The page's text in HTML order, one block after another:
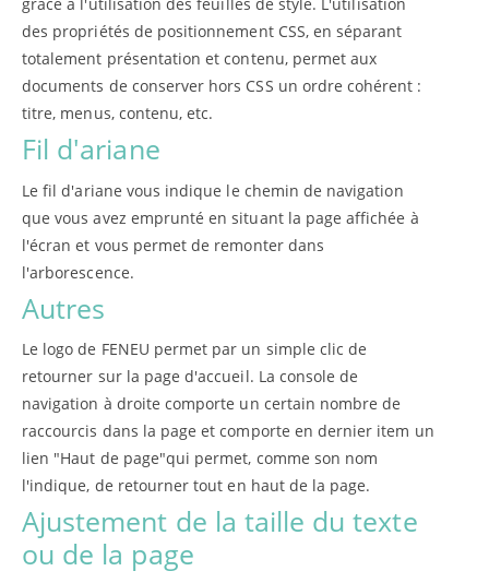
des propriétés de positionnement CSS, en séparant
totalement présentation et contenu, permet aux
documents de conserver hors CSS un ordre cohérent :
titre, menus, contenu, etc.
Fil d'ariane
Le fil d'ariane vous indique le chemin de navigation
que vous avez emprunté en situant la page affichée à
l'écran et vous permet de remonter dans
l'arborescence.
Autres
Le logo de FENEU permet par un simple clic de
retourner sur la page d'accueil. La console de
navigation à droite comporte un certain nombre de
raccourcis dans la page et comporte en dernier item un
lien "Haut de page"qui permet, comme son nom
l'indique, de retourner tout en haut de la page.
Ajustement de la taille du texte
ou de la page